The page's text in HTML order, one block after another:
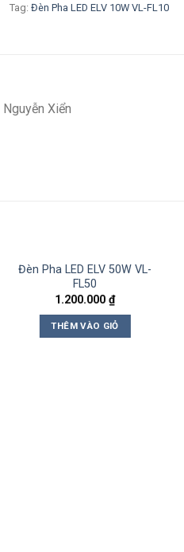
Tag: Đèn Pha LED ELV 10W VL-FL10
Xiển
Đèn Pha LED ELV 50W VL-
FL50
1.200.000₫
THÊM VÀO GIỎ